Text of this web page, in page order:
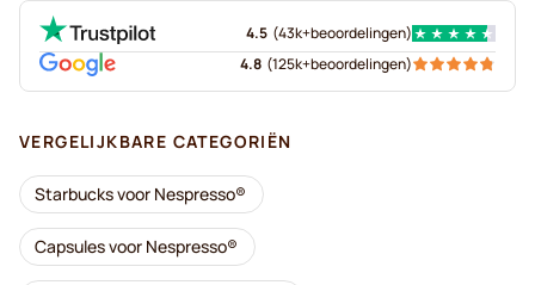
4.5 (43k+beoordelingen)
4.8 (125k+beoordelingen)
VERGELIJKBARE CATEGORIËN
Starbucks voor Nespresso®
Capsules voor Nespresso®